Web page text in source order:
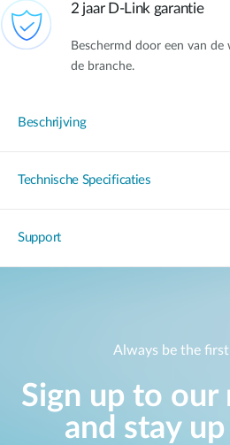
2 jaar D-Link garantie
Beschermd door een van
de branche.
Beschrijving
Technische Specificaties
Support
Always be the
Sign up to
and stay